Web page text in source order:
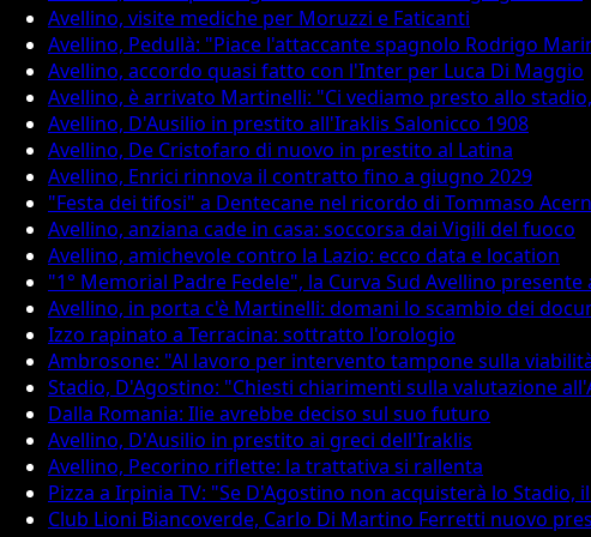
Avellino, visite mediche per Moruzzi e Faticanti
Avellino, Pedullà: "Piace l'attaccante spagnolo Rodrigo
Avellino, accordo quasi fatto con l'Inter per Luca Di Maggio
Avellino, è arrivato Martinelli: "Ci vediamo presto allo
Avellino, D'Ausilio in prestito all'Iraklis Salonicco 1908
Avellino, De Cristofaro di nuovo in prestito al Latina
Avellino, Enrici rinnova il contratto fino a giugno 2029
"Festa dei tifosi" a Dentecane nel ricordo di Tommaso
Avellino, anziana cade in casa: soccorsa dai Vigili del fuoco
Avellino, amichevole contro la Lazio: ecco data e location
"1° Memorial Padre Fedele", la Curva Sud Avellino
Avellino, in porta c'è Martinelli: domani lo scambio dei
Izzo rapinato a Terracina: sottratto l'orologio
Ambrosone: "Al lavoro per intervento tampone sulla
Stadio, D'Agostino: "Chiesti chiarimenti sulla valutazione
Dalla Romania: Ilie avrebbe deciso sul suo futuro
Avellino, D'Ausilio in prestito ai greci dell'Iraklis
Avellino, Pecorino riflette: la trattativa si rallenta
Pizza a Irpinia TV: "Se D'Agostino non acquisterà lo
Club Lioni Biancoverde, Carlo Di Martino Ferretti nuovo